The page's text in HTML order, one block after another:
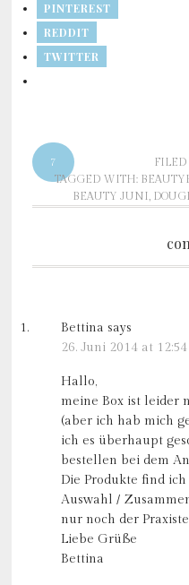
PINTEREST
REDDIT
TWITTER
7 FILED
TAGGED WITH:
BEAUTY JUNI,
Bettina says
26. Juni 2014 at 12:54
Hallo,
meine Box ist leider
(aber ich hab mich
ich es überhaupt
bestellen bei dem
Die Produkte find
Auswahl /
nur noch der
Liebe Grüße
Bettina